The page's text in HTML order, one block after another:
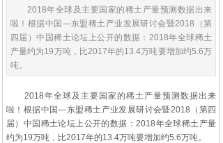
2018年全球及主要国家的稀土产量预测数据出来
啦！根据中国—东盟稀土产业发展研讨会暨2018（第
四届）中国稀土论坛上公开的数据：2018年全球稀土
产量约为19万吨，比2017年的13.4万吨要增加约5.6万
吨。
2018年全球及主要国家的稀土产量预测数据出来
啦！根据中国—东盟稀土产业发展研讨会暨2018（第四
届）中国稀土论坛上公开的数据：2018年全球稀土产量
约为19万吨，比2017年的13.4万吨要增加约5.6万吨。